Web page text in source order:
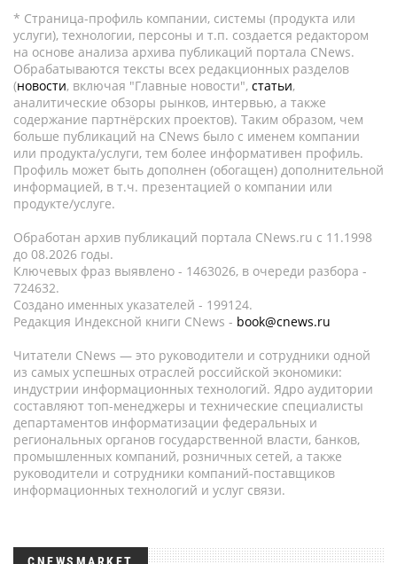
* Страница-профиль компании, системы (продукта или
услуги), технологии, персоны и т.п. создается редактором
на основе анализа архива публикаций портала CNews.
Обрабатываются тексты всех редакционных разделов
(новости, включая "Главные новости", статьи,
аналитические обзоры рынков, интервью, а также
содержание партнёрских проектов). Таким образом, чем
больше публикаций на CNews было с именем компании
или продукта/услуги, тем более информативен профиль.
Профиль может быть дополнен (обогащен) дополнительной
информацией, в т.ч. презентацией о компании или
продукте/услуге.
Обработан архив публикаций портала CNews.ru c 11.1998
до 08.2026 годы.
Ключевых фраз выявлено - 1463026, в очереди разбора -
724632.
Создано именных указателей - 199124.
Редакция Индексной книги CNews - book@cnews.ru
Читатели CNews — это руководители и сотрудники одной
из самых успешных отраслей российской экономики:
индустрии информационных технологий. Ядро аудитории
составляют топ-менеджеры и технические специалисты
департаментов информатизации федеральных и
региональных органов государственной власти, банков,
промышленных компаний, розничных сетей, а также
руководители и сотрудники компаний-поставщиков
информационных технологий и услуг связи.